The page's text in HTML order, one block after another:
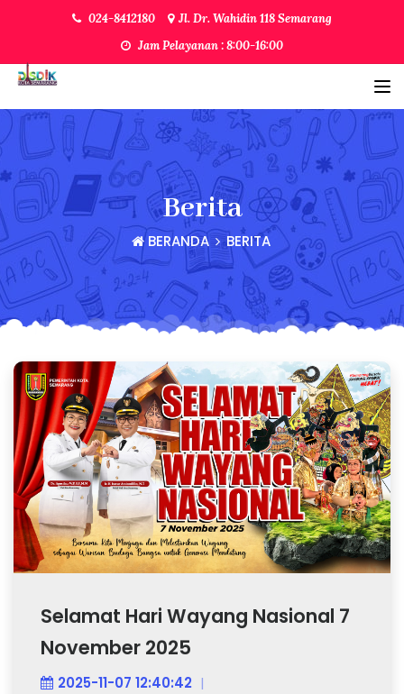
024-8412180
Jl. Dr. Wahidin 118 Semarang
Jam Pelayanan : 8:00-16:00
Berita
BERANDA BERITA
Selamat Hari Wayang Nasional 7
November 2025
2025-11-07 12:40:42